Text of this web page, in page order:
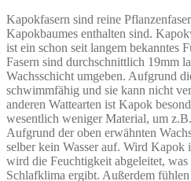
Kapokfasern sind reine
Kapokbaumes enthalten sind.
ist ein schon seit langem bekanntes
Fasern sind durchschnittlich 19mm
Wachsschicht umgeben. Aufgrund
schwimmfähig und sie kann nicht
anderen Wattearten ist Kapok
wesentlich weniger Material, um
Aufgrund der oben erwähnten
selber kein Wasser auf. Wird Kapok
wird die Feuchtigkeit abgeleitet, was
Schlafklima ergibt. Außerdem